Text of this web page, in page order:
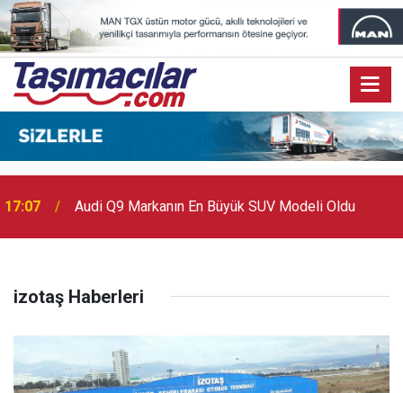
17:07 Audi Q9 Markanın En Büyük SUV Modeli Oldu
izotaş Haberleri